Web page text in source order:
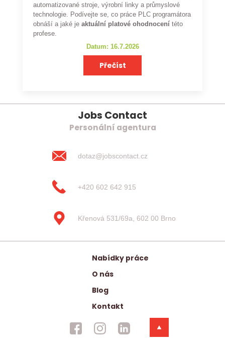
automatizované stroje, výrobní linky a průmyslové
technologie. Podívejte se, co práce PLC programátora
obnáší a jaké je aktuální platové ohodnocení této
profese.
Datum: 16.7.2026
Přečíst
Jobs Contact
Personální agentura
dotaz@jobscontact.cz
+420 602 642 915
Křenová 531/69a, 602 00 Brno
Nabídky práce
O nás
Blog
Kontakt